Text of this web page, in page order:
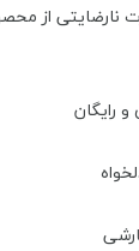
نارضایتی از
رایگان